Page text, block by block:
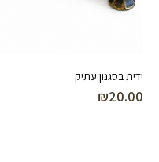
ידית בסגנון עתיק
₪20.00